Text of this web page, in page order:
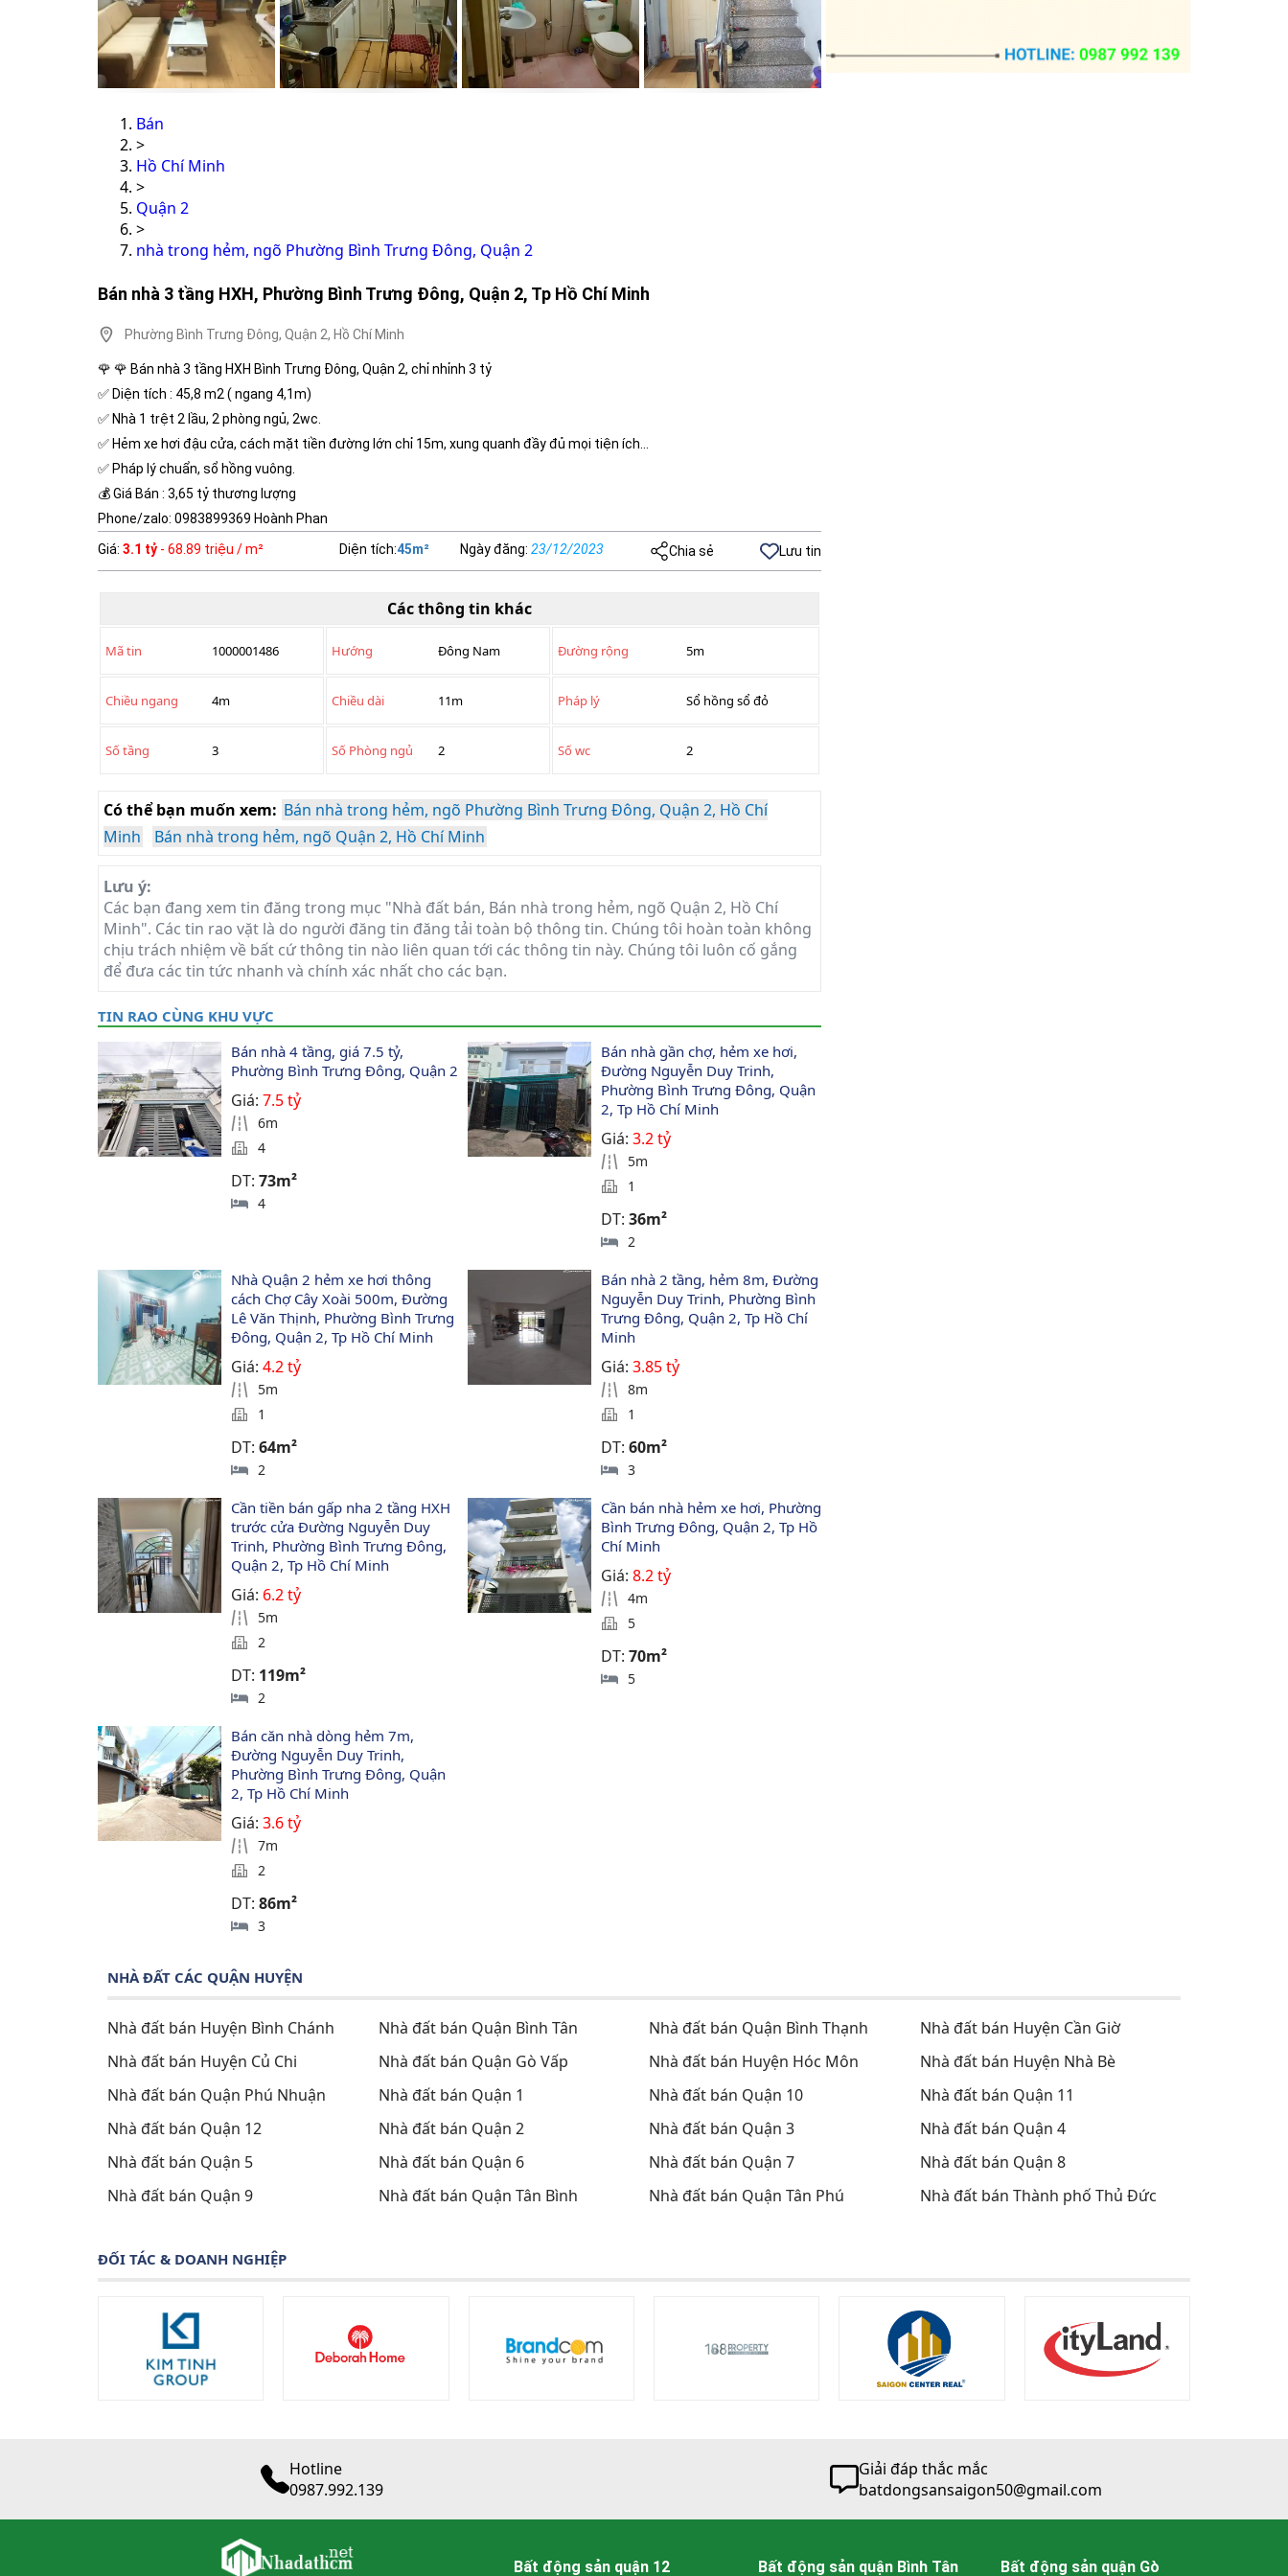
Bán
>
Hồ Chí Minh
>
Quận 2
>
nhà trong hẻm, ngõ Phường Bình Trưng Đông, Quận 2
Bán nhà 3 tầng HXH, Phường Bình Trưng Đông, Quận 2, Tp Hồ Chí Minh
Phường Bình Trưng Đông, Quận 2, Hồ Chí Minh
🌹 🌹 Bán nhà 3 tầng HXH Bình Trưng Đông, Quận 2, chỉ nhỉnh 3 tỷ
✅ Diện tích : 45,8 m2 ( ngang 4,1m)
✅ Nhà 1 trệt 2 lầu, 2 phòng ngủ, 2wc.
✅ Hẻm xe hơi đậu cửa, cách mặt tiền đường lớn chỉ 15m, xung quanh đầy đủ mọi tiện ích…
✅ Pháp lý chuẩn, sổ hồng vuông.
💰 Giá Bán : 3,65 tỷ thương lượng
Phone/zalo: 0983899369 Hoành Phan
Giá: 3.1 tỷ - 68.89 triệu / m² Diện tích:45m² Ngày đăng: 23/12/2023 Chia sẻ Lưu tin
Các thông tin khác
Mã tin 1000001486 Hướng Đông Nam Đường rộng 5m
Chiều ngang 4m Chiều dài 11m Pháp lý Sổ hồng sổ đỏ
Số tầng 3 Số Phòng ngủ 2 Số wc 2
Có thể bạn muốn xem: Bán nhà trong hẻm, ngõ Phường Bình Trưng Đông, Quận 2, Hồ Chí
Minh
Bán nhà trong hẻm, ngõ Quận 2, Hồ Chí Minh
Lưu ý:
Các bạn đang xem tin đăng trong mục "Nhà đất bán, Bán nhà trong hẻm, ngõ Quận 2, Hồ Chí
Minh". Các tin rao vặt là do người đăng tin đăng tải toàn bộ thông tin. Chúng tôi hoàn toàn không
chịu trách nhiệm về bất cứ thông tin nào liên quan tới các thông tin này. Chúng tôi luôn cố gắng
để đưa các tin tức nhanh và chính xác nhất cho các bạn.
TIN RAO CÙNG KHU VỰC
Bán nhà 4 tầng, giá 7.5 tỷ,
Phường Bình Trưng Đông, Quận 2
Giá:7.5 tỷ
6m
4
DT:73m²
4
Bán nhà gần chợ, hẻm xe hơi,
Đường Nguyễn Duy Trinh,
Phường Bình Trưng Đông, Quận
2, Tp Hồ Chí Minh
Giá: 3.2 tỷ
5m
1
DT: 36m²
2
Nhà Quận 2 hẻm xe hơi thông
cách Chợ Cây Xoài 500m, Đường
Lê Văn Thịnh, Phường Bình Trưng
Đông, Quận 2, Tp Hồ Chí Minh
Giá:4.2 tỷ
5m
1
DT:64m²
2
Bán nhà 2 tầng, hẻm 8m, Đường
Nguyễn Duy Trinh, Phường Bình
Trưng Đông, Quận 2, Tp Hồ Chí
Minh
Giá: 3.85 tỷ
8m
1
DT: 60m²
3
Cần tiền bán gấp nha 2 tầng HXH
trước cửa Đường Nguyễn Duy
Trinh, Phường Bình Trưng Đông,
Quận 2, Tp Hồ Chí Minh
Giá: 6.2 tỷ
5m
2
DT: 119m²
2
Cần bán nhà hẻm xe hơi, Phường
Bình Trưng Đông, Quận 2, Tp Hồ
Chí Minh
Giá: 8.2 tỷ
4m
5
DT: 70m²
5
Bán căn nhà dòng hẻm 7m,
Đường Nguyễn Duy Trinh,
Phường Bình Trưng Đông, Quận
2, Tp Hồ Chí Minh
Giá:3.6 tỷ
7m
2
DT:86m²
3
NHÀ ĐẤT CÁC QUẬN HUYỆN
Nhà đất bán Huyện Bình Chánh Nhà đất bán Quận Bình Tân Nhà đất bán Quận Bình Thạnh
Nhà đất bán Huyện Cần Giờ
Nhà đất bán Huyện Củ Chi
Nhà đất bán Quận Gò Vấp Nhà đất bán Huyện Hóc Môn
Nhà đất bán Huyện Nhà Bè
Nhà đất bán Quận Phú Nhuận
Nhà đất bán Quận 1 Nhà đất bán Quận 10
Nhà đất bán Quận 11
Nhà đất bán Quận 12
Nhà đất bán Quận 2 Nhà đất bán Quận 3
Nhà đất bán Quận 4
Nhà đất bán Quận 5
Nhà đất bán Quận 6 Nhà đất bán Quận 7
Nhà đất bán Quận 8
Nhà đất bán Quận 9
Nhà đất bán Quận Tân Bình Nhà đất bán Quận Tân Phú Nhà đất bán Thành phố Thủ Đức
ĐỐI TÁC & DOANH NGHIỆP
Hotline
0987.992.139
Giải đáp thắc mắc
batdongsansaigon50@gmail.com
Bất động sản quận 12 Bất động sản quận Bình Tân Bất động sản quận Gò